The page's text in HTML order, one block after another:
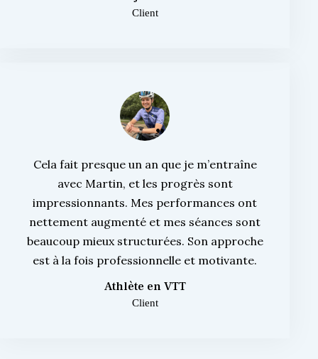
Client
Cela fait presque un an que je m’entraîne
avec Martin, et les progrès sont
impressionnants. Mes performances ont
nettement augmenté et mes séances sont
beaucoup mieux structurées. Son approche
est à la fois professionnelle et motivante.
Athlète en VTT
Client